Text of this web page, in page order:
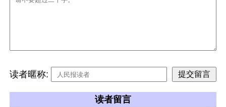
读者暱称:
读者留言